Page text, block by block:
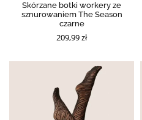
Skórzane botki workery ze
sznurowaniem The Season
czarne
209,99 zł